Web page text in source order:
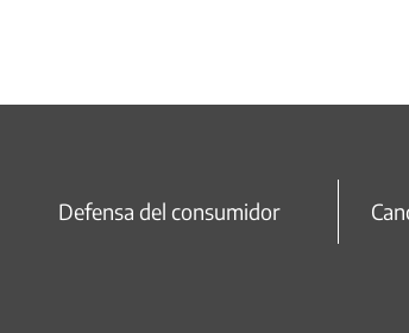
Defensa del consumidor